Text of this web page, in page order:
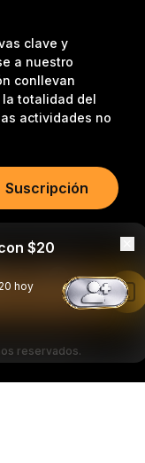
clave y
a nuestro
conllevan
totalidad del
actividades no
Suscripción
reservados.
$20
hoy
de Bybit